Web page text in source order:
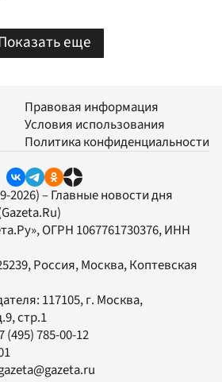
еще
Правовая информация
Условия использования
Политика конфиденциальности
2026) – Главные новости дня
, ОГРН 1067761730376, ИНН
Россия, Москва, Коптевская
117105, г. Москва,
стр.1
(495) 785-00-12